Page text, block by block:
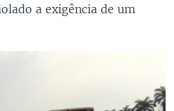
a exigência de um